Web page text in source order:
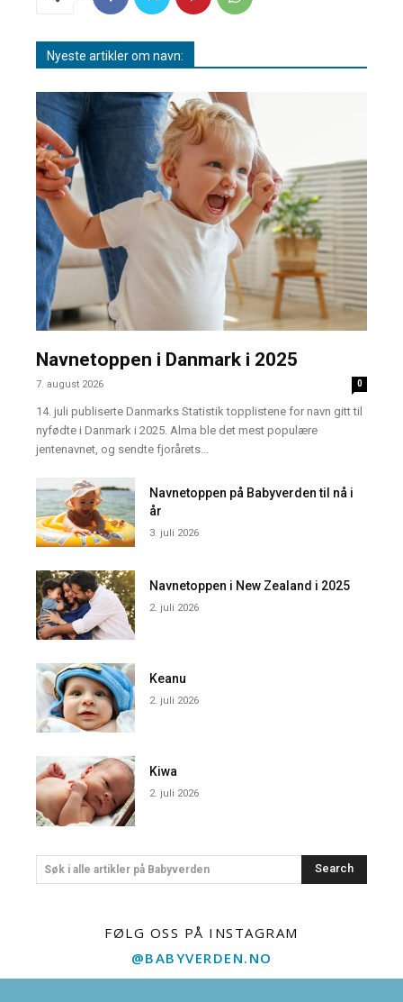
Nyeste artikler om navn:
Navnetoppen i Danmark i 2025
7. august 2026 0
14. juli publiserte Danmarks Statistik topplistene for navn gitt til
nyfødte i Danmark i 2025. Alma ble det mest populære
jentenavnet, og sendte fjorårets...
Navnetoppen på Babyverden til nå i
år
3. juli 2026
Navnetoppen i New Zealand i 2025
2. juli 2026
Keanu
2. juli 2026
Kiwa
2. juli 2026
Søk i alle artikler på Babyverden Search
FØLG OSS PÅ INSTAGRAM
@BABYVERDEN.NO